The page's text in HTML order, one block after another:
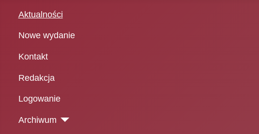
Aktualności
Nowe wydanie
Kontakt
Redakcja
Logowanie
Archiwum